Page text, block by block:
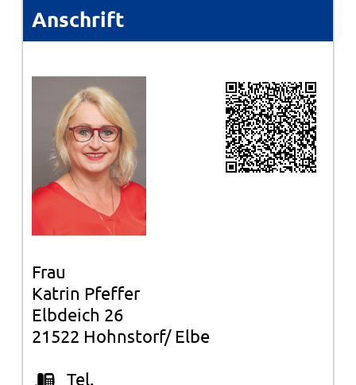
Anschrift
Frau
Katrin Pfeffer
Elbdeich 26
21522 Hohnstorf/ Elbe
Tel.